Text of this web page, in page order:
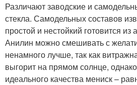
Различают заводские и
стекла. Самодельных составов
простой и нестойкий готовится
Анилин можно смешивать с
ненамного лучше, так как
выгорит на прямом солнце,
идеального качества мениск –